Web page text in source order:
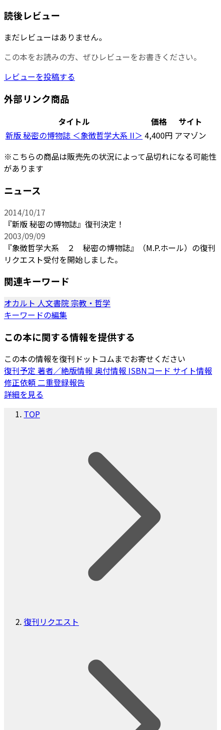
読後レビュー
まだレビューはありません。
この本をお読みの方、ぜひレビューをお書きください。
レビューを投稿する
外部リンク商品
タイトル 価格
サイト
新版 秘密の博物誌 ＜象徴哲学大系 II＞ 4,400円 アマゾン
※こちらの商品は販売先の状況によって品切れになる可能性
があります
ニュース
2014/10/17
『新版 秘密の博物誌』復刊決定！
2003/09/09
『象徴哲学大系 ２ 秘密の博物誌』（M.P.ホール）の復刊
リクエスト受付を開始しました。
関連キーワード
オカルト 人文書院 宗教・哲学
キーワードの編集
この本に関する情報を提供する
この本の情報を復刊ドットコムまでお寄せください
復刊予定 著者／絶版情報 奥付情報 ISBNコード サイト情報
修正依頼 二重登録報告
詳細を見る
TOP
復刊リクエスト